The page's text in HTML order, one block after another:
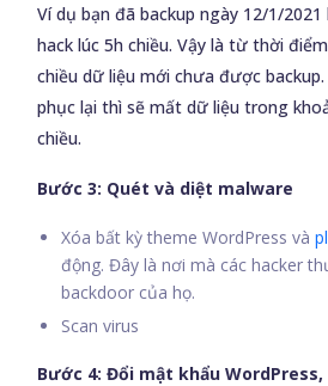
Ví dụ bạn đã backup ngày 12/1/
hack lúc 5h chiều. Vậy là từ thời
chiều dữ liệu mới chưa được
phục lại thì sẽ mất dữ liệu trong
chiều.
Bước 3: Quét và diệt malware
Xóa bất kỳ theme WordPress và
động. Đây là nơi mà các hacker
backdoor của họ.
Scan virus
Bước 4: Đổi mật khẩu WordPress,